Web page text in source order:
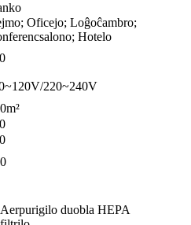
Oficejo; Loĝoĉambro;
Hotelo
220~240V